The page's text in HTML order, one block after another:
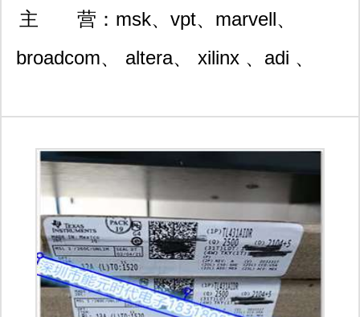
技园4栋西5楼c11室
主 营： msk、vpt、marvell、
broadcom、 altera、 xilinx 、adi 、
名品牌集成电路。 现代理销售的产品
涉及通信产品、汽车电子、平衡车、智
能安防产品、工控仪表产品、光电产
品、医疗保健产品军工宇航级产品等。